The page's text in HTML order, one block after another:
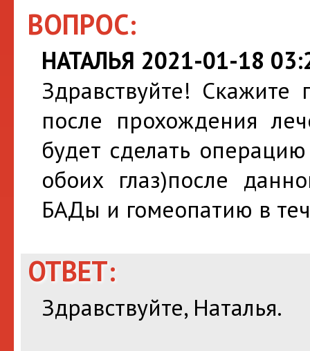
ВОПРОС:
НАТАЛЬЯ 2021-01-18
Здравствуйте! Скажите
после прохождения
будет сделать
обоих глаз)после
БАДы и гомеопатию в
ОТВЕТ:
Здравствуйте, Наталья.